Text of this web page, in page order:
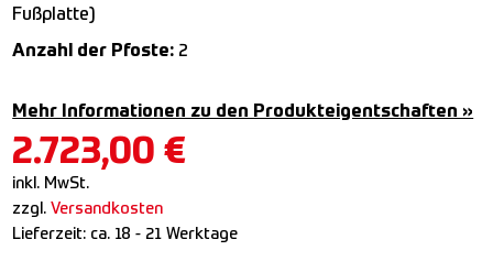
Fußplatte)
Anzahl der Pfoste: 2
Mehr Informationen zu den Produkteigentschaften »
2.723,00 €
inkl. MwSt.
zzgl. Versandkosten
Lieferzeit: ca. 18 - 21 Werktage